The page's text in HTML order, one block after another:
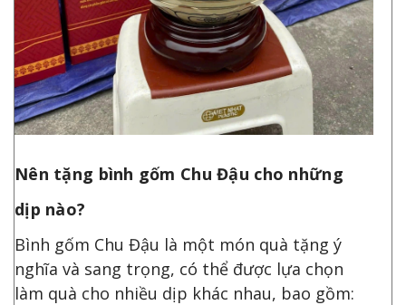
Nên tặng bình gốm Chu Đậu cho những
dịp nào?
Bình gốm Chu Đậu là một món quà tặng ý
nghĩa và sang trọng, có thể được lựa chọn
làm quà cho nhiều dịp khác nhau, bao gồm: